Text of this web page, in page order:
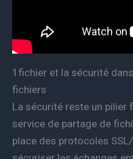
1fichier et la sécurité
fichiers
La sécurité reste un
service de partage de
place des protocoles